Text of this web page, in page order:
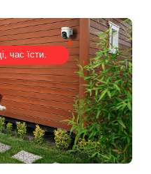
час їсти.